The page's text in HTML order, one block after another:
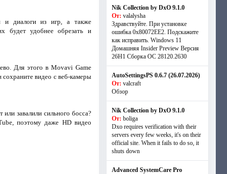
и диалоги из игр, а также
будет удобнее обрезать и
Для этого в Movavi Game
видео с веб-камеры
завалили сильного босса?
поэтому даже HD видео
Nik Collection by DxO 9.1.0
От: valalysha
Здравствуйте. При установке
ошибка 0х80072EE2. Подскажите
как исправить. Windows 11
Домашняя Insider Preview Версия
26H1 Сборка ОС 28120.2630
AutoSettingsPS 0.6.7 (26.07.2026)
От: valcraft
Обзор
Nik Collection by DxO 9.1.0
От: boliga
Dxo requires verification with their
servers every few weeks, it's on their
official site. When it fails to do so, it
shuts down
Advanced SystemCare Pro